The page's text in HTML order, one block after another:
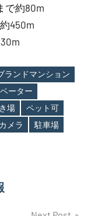
で約80m
450m
ランドマンション
ーター
場
ペット可
メラ
駐車場